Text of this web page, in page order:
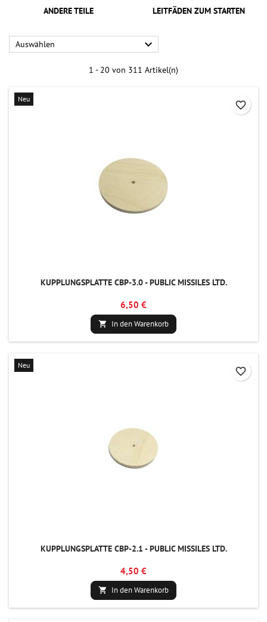
ANDERE TEILE LEITFÄDEN ZUM STARTEN
Auswählen 
1 - 20 von 311 Artikel(n)
Neu
KUPPLUNGSPLATTE CBP-3.0 - PUBLIC MISSILES LTD.
6,50 €
 In den Warenkorb
favorite_border
Neu
KUPPLUNGSPLATTE CBP-2.1 - PUBLIC MISSILES LTD.
4,50 €
 In den Warenkorb
favorite_border